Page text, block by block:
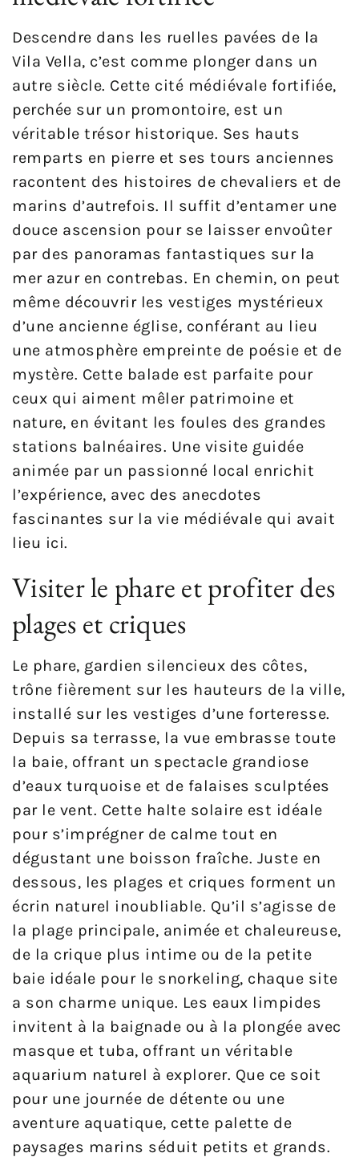
Descendre dans les ruelles pavées de la
Vila Vella, c’est comme plonger dans un
autre siècle. Cette cité médiévale fortifiée,
perchée sur un promontoire, est un
véritable trésor historique. Ses hauts
remparts en pierre et ses tours anciennes
racontent des histoires de chevaliers et de
marins d’autrefois. Il suffit d’entamer une
douce ascension pour se laisser envoûter
par des panoramas fantastiques sur la
mer azur en contrebas. En chemin, on peut
même découvrir les vestiges mystérieux
d’une ancienne église, conférant au lieu
une atmosphère empreinte de poésie et de
mystère. Cette balade est parfaite pour
ceux qui aiment mêler patrimoine et
nature, en évitant les foules des grandes
stations balnéaires. Une visite guidée
animée par un passionné local enrichit
l’expérience, avec des anecdotes
fascinantes sur la vie médiévale qui avait
lieu ici.
Visiter le phare et profiter des
plages et criques
Le phare, gardien silencieux des côtes,
trône fièrement sur les hauteurs de la ville,
installé sur les vestiges d’une forteresse.
Depuis sa terrasse, la vue embrasse toute
la baie, offrant un spectacle grandiose
d’eaux turquoise et de falaises sculptées
par le vent. Cette halte solaire est idéale
pour s’imprégner de calme tout en
dégustant une boisson fraîche. Juste en
dessous, les plages et criques forment un
écrin naturel inoubliable. Qu’il s’agisse de
la plage principale, animée et chaleureuse,
de la crique plus intime ou de la petite
baie idéale pour le snorkeling, chaque site
a son charme unique. Les eaux limpides
invitent à la baignade ou à la plongée avec
masque et tuba, offrant un véritable
aquarium naturel à explorer. Que ce soit
pour une journée de détente ou une
aventure aquatique, cette palette de
paysages marins séduit petits et grands.